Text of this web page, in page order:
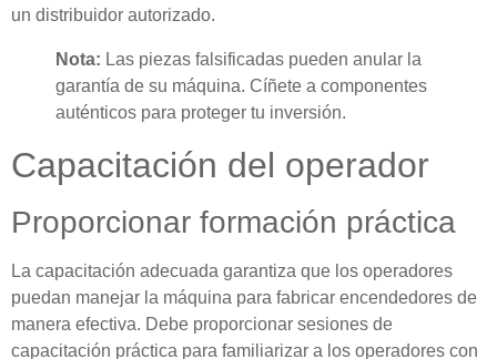
un distribuidor autorizado.
Nota: Las piezas falsificadas pueden anular la
garantía de su máquina. Cíñete a componentes
auténticos para proteger tu inversión.
Capacitación del operador
Proporcionar formación práctica
La capacitación adecuada garantiza que los operadores
puedan manejar la máquina para fabricar encendedores de
manera efectiva. Debe proporcionar sesiones de
capacitación práctica para familiarizar a los operadores con